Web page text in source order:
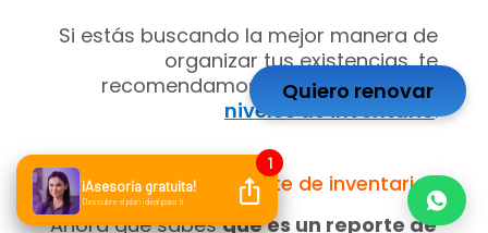
Si estás buscando la mejor manera de
organizar tus existencias, te
recomendamos leer:Controla tus
niveles de inventario.
¿Cómo hacer un reporte de inventario?
Ahora que sabesqué es un reporte de
Quiero renovar